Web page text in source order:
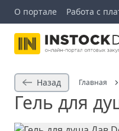
О портале Работа с
Назад Главная
Гель для